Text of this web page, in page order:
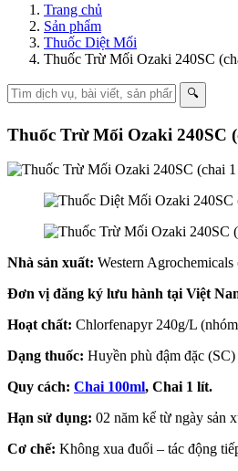
Trang chủ
Sản phẩm
Thuốc Diệt Mối
Thuốc Trừ Mối Ozaki 240SC
🔍
Thuốc Trừ Mối Ozaki 240SC
Nhà sản xuất: Western
Đơn vị đăng ký lưu hành tại Việt
Hoạt chất: Chlorfenapyr 240g/L
Dạng thuốc: Huyền phù đậm đặc (SC)
Quy cách: Chai 100ml, Chai 1 lít.
Hạn sử dụng: 02 năm kể từ ngày sản
Cơ chế: Không xua đuổi – tác động